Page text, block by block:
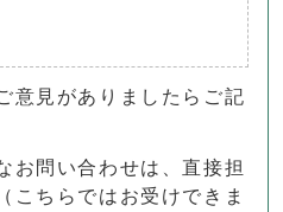
意見がありましたらご記
お問い合わせは、直接担
こちらではお受けできま